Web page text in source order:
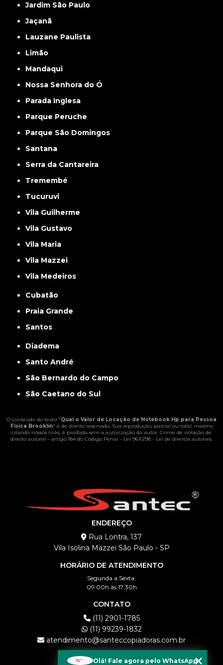
Jardim São Paulo
Jaçanã
Lauzane Paulista
Limão
Mandaqui
Nossa Senhora do Ó
Parada Inglesa
Parque Peruche
Parque São Domingos
Santana
Serra da Cantareira
Tremembé
Tucuruvi
Vila Guilherme
Vila Gustavo
Vila Maria
Vila Mazzei
Vila Medeiros
Cubatão
Praia Grande
Santos
Diadema
Santo André
São Bernardo do Campo
São Caetano do Sul
O conteúdo do texto "Qual o Valor de Locação de Notebook Hp para Pessoa
Física Brooklin" é de direito reservado. Sua reprodução, parcial ou total, mesmo
citando nossos links, é proibida sem a autorização do autor. Crime de violação de
direito autoral – artigo 184 do Código Penal – Lei 9610/98 - Lei de direitos autorais.
ENDEREÇO
Rua Lontra, 137
Vila Isolina Mazzei São Paulo - SP
HORÁRIO DE ATENDIMENTO
Segunda a Sexta:
09:00h às 17:30h
CONTATO
(11) 2901-1785
(11) 99239-1832
atendimento@santeccopiadoras.com.br
MENU
Olá! Fale agora pelo WhatsApp